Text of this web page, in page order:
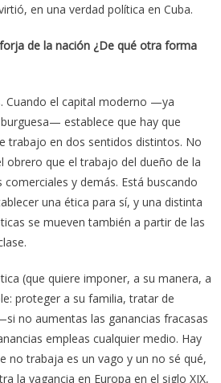
en una verdad política en Cuba.
de la nación ¿De qué otra forma
Cuando el capital moderno —ya
establece que hay que
trabajo en dos sentidos distintos. No
obrero que el trabajo del dueño de la
y demás. Está buscando
una ética para sí, y una distinta
se mueven también a partir de las
(que quiere imponer, a su manera, a
proteger a su familia, tratar de
no aumentas las ganancias fracasas
empleas cualquier medio. Hay
no trabaja es un vago y un no sé qué,
la vagancia en Europa en el siglo XIX,